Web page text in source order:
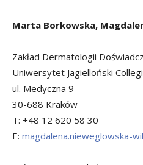
Marta Borkowska,
Zakład Dermatologii
Uniwersytet Jagielloński
ul. Medyczna 9
30-688 Kraków
T: +48 12 620 58 30
E: magdalena.nieweglowska-